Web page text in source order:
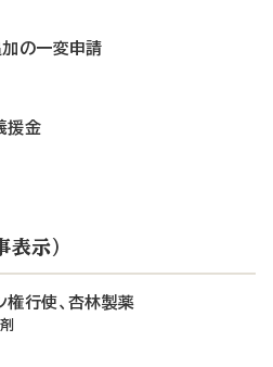
加の一変申請
援金
表示）
権行使、杏林製薬